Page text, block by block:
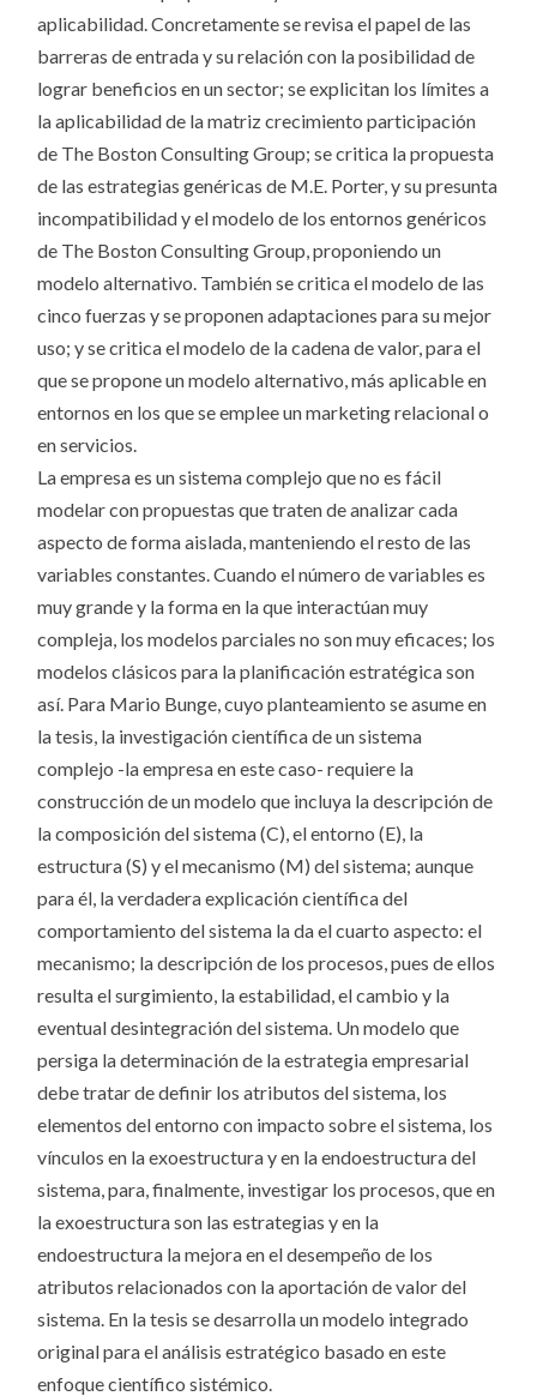
aplicabilidad. Concretamente se revisa el papel de las
barreras de entrada y su relación con la posibilidad de
lograr beneficios en un sector; se explicitan los límites a
la aplicabilidad de la matriz crecimiento participación
de The Boston Consulting Group; se critica la propuesta
de las estrategias genéricas de M.E. Porter, y su presunta
incompatibilidad y el modelo de los entornos genéricos
de The Boston Consulting Group, proponiendo un
modelo alternativo. También se critica el modelo de las
cinco fuerzas y se proponen adaptaciones para su mejor
uso; y se critica el modelo de la cadena de valor, para el
que se propone un modelo alternativo, más aplicable en
entornos en los que se emplee un marketing relacional o
en servicios.
La empresa es un sistema complejo que no es fácil
modelar con propuestas que traten de analizar cada
aspecto de forma aislada, manteniendo el resto de las
variables constantes. Cuando el número de variables es
muy grande y la forma en la que interactúan muy
compleja, los modelos parciales no son muy eficaces; los
modelos clásicos para la planificación estratégica son
así. Para Mario Bunge, cuyo planteamiento se asume en
la tesis, la investigación científica de un sistema
complejo -la empresa en este caso- requiere la
construcción de un modelo que incluya la descripción de
la composición del sistema (C), el entorno (E), la
estructura (S) y el mecanismo (M) del sistema; aunque
para él, la verdadera explicación científica del
comportamiento del sistema la da el cuarto aspecto: el
mecanismo; la descripción de los procesos, pues de ellos
resulta el surgimiento, la estabilidad, el cambio y la
eventual desintegración del sistema. Un modelo que
persiga la determinación de la estrategia empresarial
debe tratar de definir los atributos del sistema, los
elementos del entorno con impacto sobre el sistema, los
vínculos en la exoestructura y en la endoestructura del
sistema, para, finalmente, investigar los procesos, que en
la exoestructura son las estrategias y en la
endoestructura la mejora en el desempeño de los
atributos relacionados con la aportación de valor del
sistema. En la tesis se desarrolla un modelo integrado
original para el análisis estratégico basado en este
enfoque científico sistémico.